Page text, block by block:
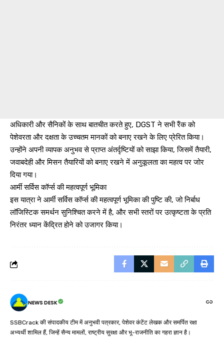
अधिकारी और सैनिकों के साथ बातचीत करते हुए, DGST ने सभी रैंक को
पेशेवरता और दक्षता के उच्चतम मानकों को बनाए रखने के लिए प्रेरित किया।
उन्होंने अपनी व्यापक अनुभव से प्राप्त अंतर्दृष्टियों को साझा किया, जिसमें तैयारी,
जवाबदेही और मिसन तैयारियों को बनाए रखने में अनुकूलता का महत्व पर जोर
दिया गया।
आर्मी सर्विस कॉर्प्स की महत्वपूर्ण भूमिका
इस यात्रा ने आर्मी सर्विस कॉर्प्स की महत्वपूर्ण भूमिका की पुष्टि की, जो निर्बाध
लॉजिस्टिक समर्थन सुनिश्चित करने में है, और सभी स्तरों पर उत्कृष्टता के प्रति
निरंतर ध्यान केंद्रित होने को उजागर किया।
NEWS DESK
SSBCrack की संपादकीय टीम में अनुभवी पत्रकार, पेशेवर कंटेंट लेखक और समर्पित रक्षा
अभ्यर्थी शामिल हैं, जिन्हें सैन्य मामलों, राष्ट्रीय सुरक्षा और भू-राजनीति का गहरा ज्ञान है।